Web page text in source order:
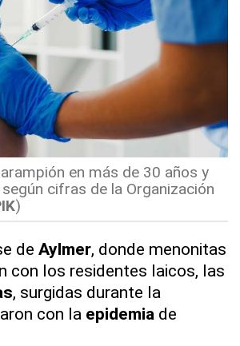
en más de 30 años y
cifras de la Organización
)
de Aylmer, donde menonitas
con los residentes laicos, las
, surgidas durante la
con la epidemia de